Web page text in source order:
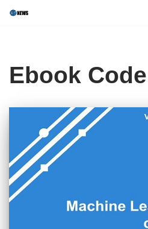
content
Ebook Code